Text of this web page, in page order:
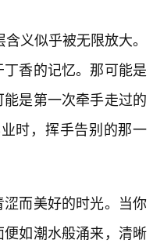
义似乎被无限放大。
香的记忆。那可能是
是第一次牵手走过的
时，挥手告别的那一
而美好的时光。当你
如潮水般涌来，清晰